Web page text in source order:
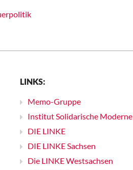
LINKS:
Memo-Gruppe
Institut Solidarische Moderne
DIE LINKE
DIE LINKE Sachsen
Die LINKE Westsachsen